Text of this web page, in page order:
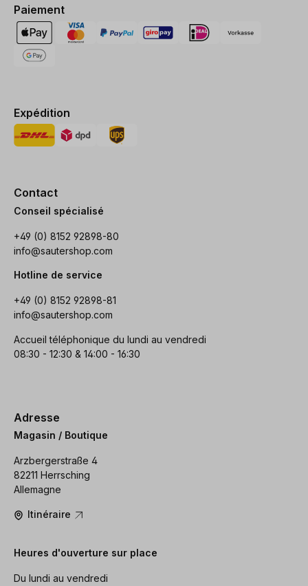
Paiement
Expédition
Contact
Conseil spécialisé
+49 (0) 8152 92898-80
info@sautershop.com
Hotline de service
+49 (0) 8152 92898-81
info@sautershop.com
Accueil téléphonique du lundi au vendredi
08:30 - 12:30 & 14:00 - 16:30
Adresse
Magasin / Boutique
Arzbergerstraße 4
82211 Herrsching
Allemagne
Itinéraire
Heures d'ouverture sur place
Du lundi au vendredi